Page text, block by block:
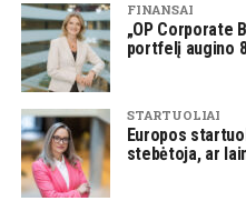
FINANSAI
„OP Corporate
portfelį augino
STARTUOLIAI
Europos
stebėtoja, ar